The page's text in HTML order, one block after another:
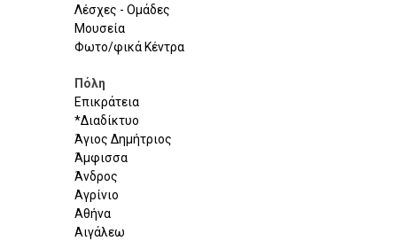
Λέσχες - Ομάδες
Μουσεία
Φωτο/φικά Κέντρα
Πόλη
Επικράτεια
*Διαδίκτυο
Άγιος Δημήτριος
Άμφισσα
Άνδρος
Αγρίνιο
Αθήνα
Αιγάλεω